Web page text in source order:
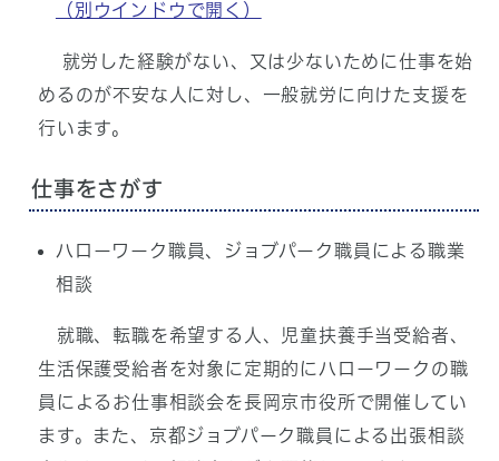
（別ウインドウで開く）
就労した経験がない、又は少ないために仕事を始
めるのが不安な人に対し、一般就労に向けた支援を
行います。
仕事をさがす
ハローワーク職員、ジョブパーク職員による職業
相談
就職、転職を希望する人、児童扶養手当受給者、
生活保護受給者を対象に定期的にハローワークの職
員によるお仕事相談会を長岡京市役所で開催してい
ます。また、京都ジョブパーク職員による出張相談